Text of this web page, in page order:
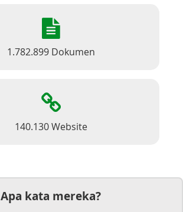
1.782.899 Dokumen
140.130 Website
Apa kata mereka?